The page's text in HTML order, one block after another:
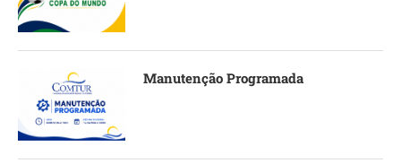
Manutenção Programada